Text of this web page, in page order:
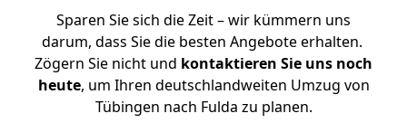
Sparen Sie sich die Zeit – wir kümmern uns
darum, dass Sie die besten Angebote erhalten.
Zögern Sie nicht und kontaktieren Sie uns noch
heute, um Ihren deutschlandweiten Umzug von
Tübingen nach Fulda zu planen.